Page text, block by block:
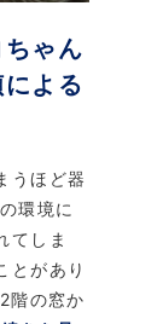
ちゃん
よる
うほど器
環境に
てしま
とがあり
階の窓か